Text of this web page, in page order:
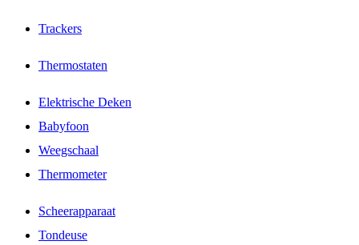
Trackers
Thermostaten
Elektrische Deken
Babyfoon
Weegschaal
Thermometer
Scheerapparaat
Tondeuse